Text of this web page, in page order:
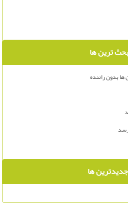
ترین ها
بدون راننده
ها